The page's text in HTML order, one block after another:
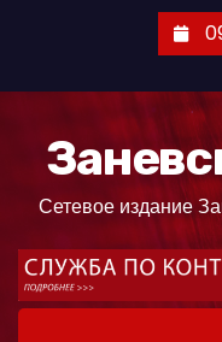
Сетевое издание